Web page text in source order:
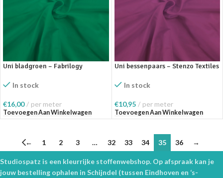
Uni bladgroen – Fabrilogy
In stock
€16,00 per meter
Toevoegen Aan Winkelwagen
Uni bessenpaars – Stenzo Textiles
In stock
€10,95 per meter
Toevoegen Aan Winkelwagen
← 1 2 3 … 32 33 34 35 36 →
Studiospatz is een kleurrijke stoffenwebshop. Op afspraak kan je
jouw bestelling ophalen in Schijndel (tussen Eindhoven en ‘s-